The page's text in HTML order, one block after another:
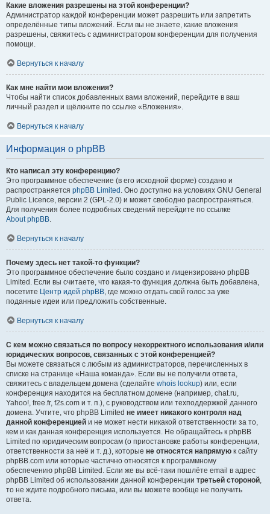
Какие вложения разрешены на этой конференции?
Администратор каждой конференции может разрешить или запретить
определённые типы вложений. Если вы не знаете, какие вложения
разрешены, свяжитесь с администратором конференции для получения
помощи.
Вернуться к началу
Как мне найти мои вложения?
Чтобы найти список добавленных вами вложений, перейдите в ваш
личный раздел и щёлкните по ссылке «Вложения».
Вернуться к началу
Информация о phpBB
Кто написал эту конференцию?
Это программное обеспечение (в его исходной форме) создано и
распространяется phpBB Limited . Оно доступно на условиях GNU General
Public Licence, версии 2 (GPL-2.0) и может свободно распространяться.
Для получения более подробных сведений перейдите по ссылке
About phpBB.
Вернуться к началу
Почему здесь нет такой-то функции?
Это программное обеспечение было создано и лицензировано phpBB
Limited. Если вы считаете, что какая-то функция должна быть добавлена,
посетите Центр идей phpBB, где можно отдать свой голос за уже
поданные идеи или предложить собственные.
Вернуться к началу
С кем можно связаться по вопросу некорректного использования и/или
юридических вопросов, связанных с этой конференцией?
Вы можете связаться с любым из администраторов, перечисленных в
списке на странице «Наша команда». Если вы не получили ответа,
свяжитесь с владельцем домена (сделайте whois lookup) или, если
конференция находится на бесплатном домене (например, chat.ru,
Yahoo!, free.fr, f2s.com и т. п.), с руководством или техподдержкой данного
домена. Учтите, что phpBB Limited не имеет никакого контроля над
данной конференцией и не может нести никакой ответственности за то,
кем и как данная конференция используется. Не обращайтесь к phpBB
Limited по юридическим вопросам (о приостановке работы конференции,
ответственности за неё и т. д.), которые не относятся напрямую к сайту
phpBB.com или которые частично относятся к программному
обеспечению phpBB Limited. Если же вы всё-таки пошлёте email в адрес
phpBB Limited об использовании данной конференции третьей стороной,
то не ждите подробного письма, или вы можете вообще не получить
ответа.